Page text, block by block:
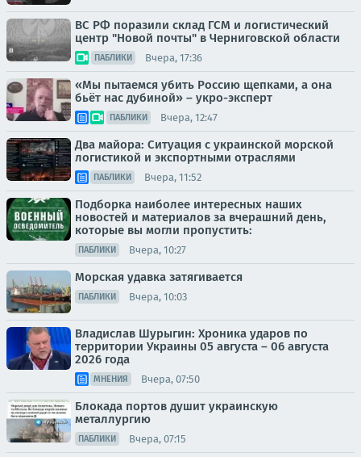
ВС РФ поразили склад ГСМ и логистический
центр "Новой почты" в Черниговской области
ПАБЛИКИ Вчера, 17:36
«Мы пытаемся убить Россию щепками, а она
бьёт нас дубиной» – укро-эксперт
ПАБЛИКИ Вчера, 12:47
Два майора: Ситуация с украинской морской
логистикой и экспортными отраслями
ПАБЛИКИ Вчера, 11:52
Подборка наиболее интересных наших
новостей и материалов за вчерашний день,
которые вы могли пропустить:
ПАБЛИКИ Вчера, 10:27
Морская удавка затягивается
ПАБЛИКИ Вчера, 10:03
Владислав Шурыгин: Хроника ударов по
территории Украины 05 августа – 06 августа
2026 года
МНЕНИЯ Вчера, 07:50
Блокада портов душит украинскую
металлургию
ПАБЛИКИ Вчера, 07:15